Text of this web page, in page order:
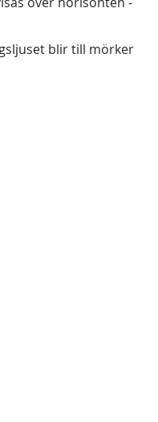
blir till mörker